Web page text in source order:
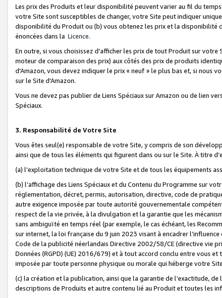
Les prix des Produits et leur disponibilité peuvent varier au fil du
votre Site sont susceptibles de changer, votre Site peut indiquer
disponibilité du Produit ou (b) vous obtenez les prix et la disponibilité
énoncées dans la Licence.
En outre, si vous choisissez d'afficher les prix de tout Produit sur
moteur de comparaison des prix) aux côtés des prix de produits
d'Amazon, vous devez indiquer le prix « neuf » le plus bas et, si nous
sur le Site d'Amazon.
Vous ne devez pas publier de Liens Spéciaux sur Amazon ou de lien
Spéciaux.
3. Responsabilité de Votre Site
Vous êtes seul(e) responsable de votre Site, y compris de son
ainsi que de tous les éléments qui figurent dans ou sur le Site. À titre
(a) l’exploitation technique de votre Site et de tous les équipements
(b) l’affichage des Liens Spéciaux et du Contenu du Programme sur
réglementation, décret, permis, autorisation, directive, code de
autre exigence imposée par toute autorité gouvernementale
respect de la vie privée, à la divulgation et la garantie que les
sans ambiguïté en temps réel (par exemple, le cas échéant, les
sur internet, la loi française du 9 juin 2023 visant à encadrer
Code de la publicité néerlandais Directive 2002/58/CE (directive vie
Données (RGPD) (UE) 2016/679) et à tout accord conclu entre vous
imposée par toute personne physique ou morale qui héberge votre
(c) la création et la publication, ainsi que la garantie de l’exactitude,
descriptions de Produits et autre contenu lié au Produit et toutes les